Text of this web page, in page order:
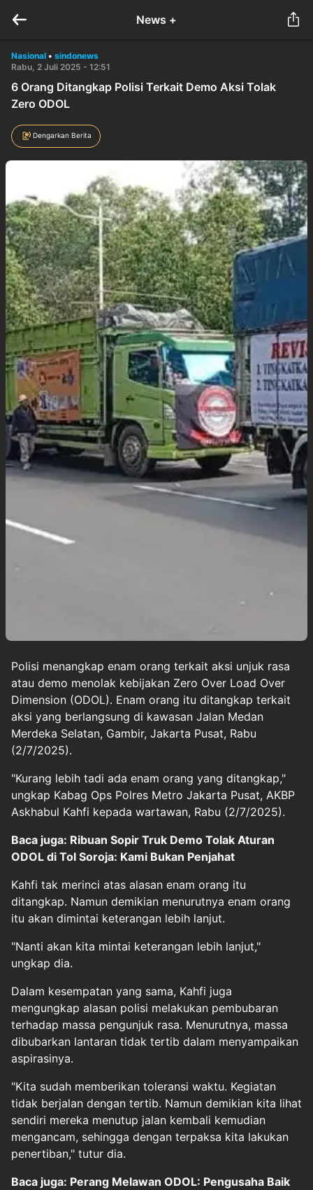
News +
Nasional • sindonews
Rabu, 2 Juli 2025 - 12:51
6 Orang Ditangkap Polisi Terkait Demo Aksi Tolak
Zero ODOL
Dengarkan Berita
Polisi menangkap enam orang terkait aksi unjuk rasa
atau demo menolak kebijakan Zero Over Load Over
Dimension (ODOL). Enam orang itu ditangkap terkait
aksi yang berlangsung di kawasan Jalan Medan
Merdeka Selatan, Gambir, Jakarta Pusat, Rabu
(2/7/2025).
"Kurang lebih tadi ada enam orang yang ditangkap,"
ungkap Kabag Ops Polres Metro Jakarta Pusat, AKBP
Askhabul Kahfi kepada wartawan, Rabu (2/7/2025).
Baca juga: Ribuan Sopir Truk Demo Tolak Aturan
ODOL di Tol Soroja: Kami Bukan Penjahat
Kahfi tak merinci atas alasan enam orang itu
ditangkap. Namun demikian menurutnya enam orang
itu akan dimintai keterangan lebih lanjut.
"Nanti akan kita mintai keterangan lebih lanjut,"
ungkap dia.
Dalam kesempatan yang sama, Kahfi juga
mengungkap alasan polisi melakukan pembubaran
terhadap massa pengunjuk rasa. Menurutnya, massa
dibubarkan lantaran tidak tertib dalam menyampaikan
aspirasinya.
"Kita sudah memberikan toleransi waktu. Kegiatan
tidak berjalan dengan tertib. Namun demikian kita lihat
sendiri mereka menutup jalan kembali kemudian
mengancam, sehingga dengan terpaksa kita lakukan
penertiban," tutur dia.
Baca juga: Perang Melawan ODOL: Pengusaha Baik